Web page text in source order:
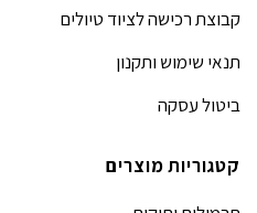
קבוצת רכישה לציוד טיולים
תנאי שימוש ותקנון
ביטול עסקה
קטגוריות מוצרים